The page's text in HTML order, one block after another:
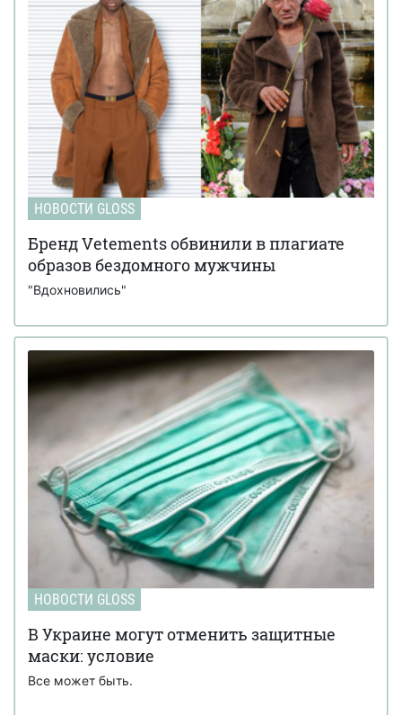
НОВОСТИ GLOSS
Бренд Vetements обвинили в плагиате
образов бездомного мужчины
"Вдохновились"
НОВОСТИ GLOSS
В Украине могут отменить защитные
маски: условие
Все может быть.